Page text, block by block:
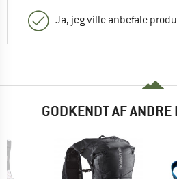
Ja, jeg ville anbefale
GODKENDT AF